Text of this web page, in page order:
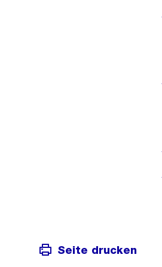
Seite drucken